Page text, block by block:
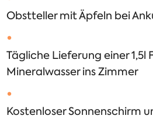
Obstteller mit Äpfeln bei
Tägliche Lieferung einer 1,5l
Mineralwasser ins Zimmer
Kostenloser Sonnenschirm